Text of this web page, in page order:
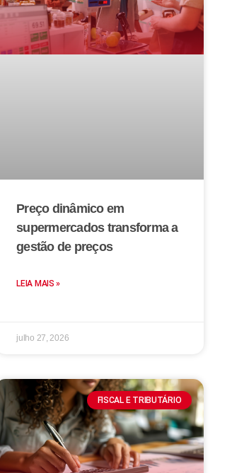
Preço dinâmico em
supermercados transforma a
gestão de preços
LEIA MAIS »
julho 27, 2026
FISCAL E TRIBUTÁRIO